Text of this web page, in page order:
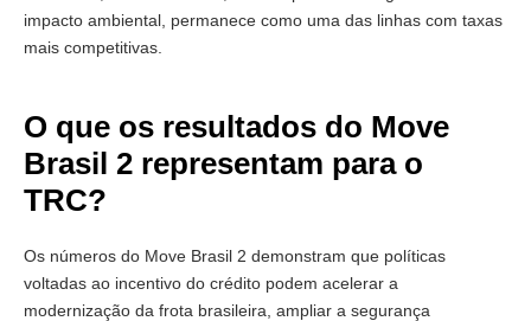
impacto ambiental, permanece como uma das linhas com taxas
mais competitivas.
O que os resultados do Move
Brasil 2 representam para o
TRC?
Os números do Move Brasil 2 demonstram que políticas
voltadas ao incentivo do crédito podem acelerar a
modernização da frota brasileira, ampliar a segurança